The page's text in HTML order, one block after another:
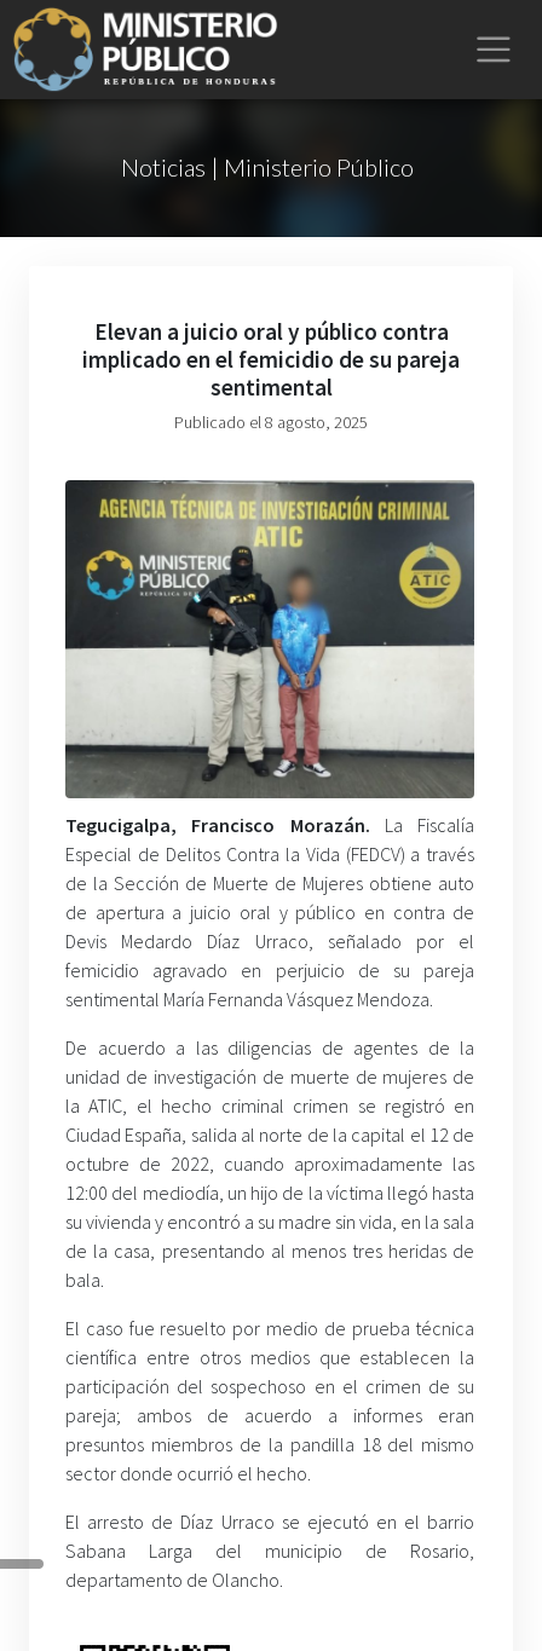
Noticias | Ministerio Público
Elevan a juicio oral y público contra
implicado en el femicidio de su pareja
sentimental
Publicado el 8 agosto, 2025
Tegucigalpa, Francisco Morazán. La Fiscalía
Especial de Delitos Contra la Vida (FEDCV) a través
de la Sección de Muerte de Mujeres obtiene auto
de apertura a juicio oral y público en contra de
Devis Medardo Díaz Urraco, señalado por el
femicidio agravado en perjuicio de su pareja
sentimental María Fernanda Vásquez Mendoza.
De acuerdo a las diligencias de agentes de la
unidad de investigación de muerte de mujeres de
la ATIC, el hecho criminal crimen se registró en
Ciudad España, salida al norte de la capital el 12 de
octubre de 2022, cuando aproximadamente las
12:00 del mediodía, un hijo de la víctima llegó hasta
su vivienda y encontró a su madre sin vida, en la sala
de la casa, presentando al menos tres heridas de
bala.
El caso fue resuelto por medio de prueba técnica
científica entre otros medios que establecen la
participación del sospechoso en el crimen de su
pareja; ambos de acuerdo a informes eran
presuntos miembros de la pandilla 18 del mismo
sector donde ocurrió el hecho.
El arresto de Díaz Urraco se ejecutó en el barrio
Sabana Larga del municipio de Rosario,
departamento de Olancho.